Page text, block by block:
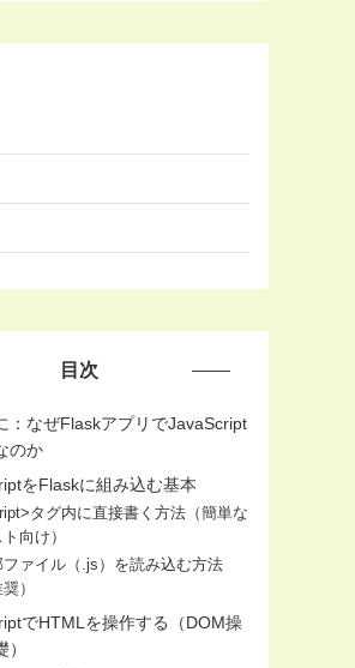
目次
：なぜFlaskアプリでJavaScript
のか
をFlaskに組み込む基本
タグ内に直接書く方法（簡単な
向け）
ファイル（.js）を読み込む方法
奨）
でHTMLを操作する（DOM操